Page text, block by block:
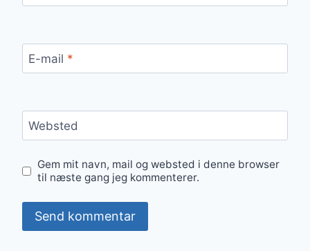
E-mail *
Websted
Gem mit navn, mail og websted i denne browser
til næste gang jeg kommenterer.